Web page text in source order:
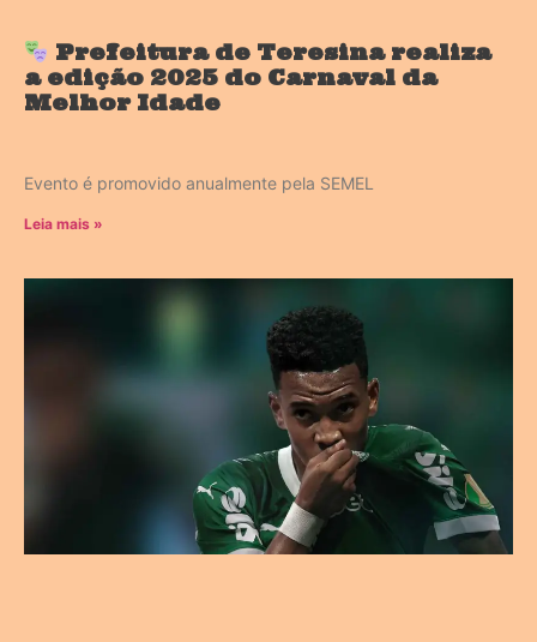
Prefeitura de Teresina realiza
a edição 2025 do Carnaval da
Melhor Idade
Evento é promovido anualmente pela SEMEL
Leia mais »